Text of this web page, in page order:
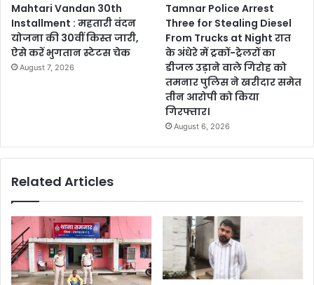
Mahtari Vandan 30th
Installment : महतारी वंदन
योजना की 30वीं किस्त जारी,
ऐसे करें भुगतान स्टेटस चेक
August 7, 2026
Tamnar Police Arrest
Three for Stealing Diesel
From Trucks at Night रात
के अंधेरे में ट्रकों-ट्रेलरों का
डीजल उड़ाने वाले गिरोह को
तमनार पुलिस ने खरीदार समेत
तीन आरोपी को किया
गिरफ्तार।
August 6, 2026
Related Articles